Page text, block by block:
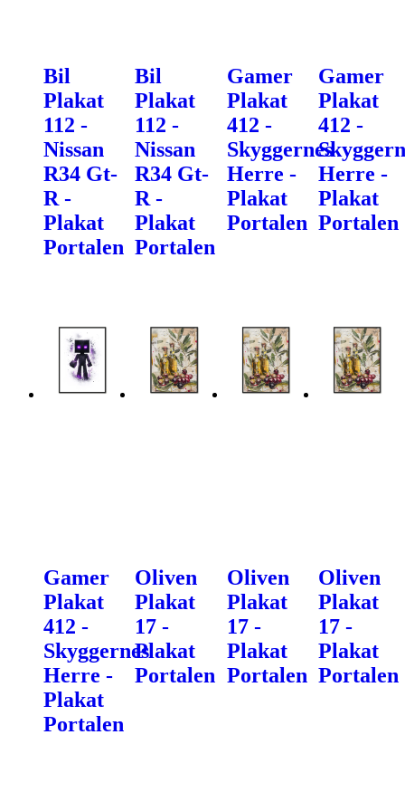
Bil
Plakat
112 -
Nissan
R34 Gt-
R -
Plakat
Portalen
Bil
Plakat
112 -
Nissan
R34 Gt-
R -
Plakat
Portalen
Gamer
Plakat
412 -
Skyggernes
Herre -
Plakat
Portalen
Gamer
Plakat
412 -
Herre -
Plakat
Portalen
Gamer
Plakat
412 -
Skyggernes
Herre -
Plakat
Portalen
Oliven
Plakat
17 -
Plakat
Portalen
Oliven
Plakat
17 -
Plakat
Portalen
Oliven
Plakat
17 -
Plakat
Portalen